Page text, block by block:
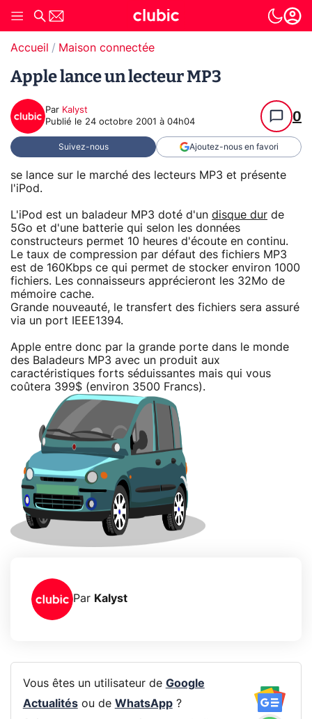
Accueil Maison connectée
Apple lance un lecteur MP3
Par Kalyst
Publié le 24 octobre 2001 à 04h04 0
Suivez-nous Ajoutez-nous en favori
se lance sur le marché des lecteurs MP3 et présente
l'iPod.
L'iPod est un baladeur MP3 doté d'un disque dur de
5Go et d'une batterie qui selon les données
constructeurs permet 10 heures d'écoute en continu.
Le taux de compression par défaut des fichiers MP3
est de 160Kbps ce qui permet de stocker environ 1000
fichiers. Les connaisseurs apprécieront les 32Mo de
mémoire cache.
Grande nouveauté, le transfert des fichiers sera assuré
via un port IEEE1394.
Apple entre donc par la grande porte dans le monde
des Baladeurs MP3 avec un produit aux
caractéristiques forts séduissantes mais qui vous
coûtera 399$ (environ 3500 Francs).
Par Kalyst
Vous êtes un utilisateur de Google
Actualitésou de WhatsApp?